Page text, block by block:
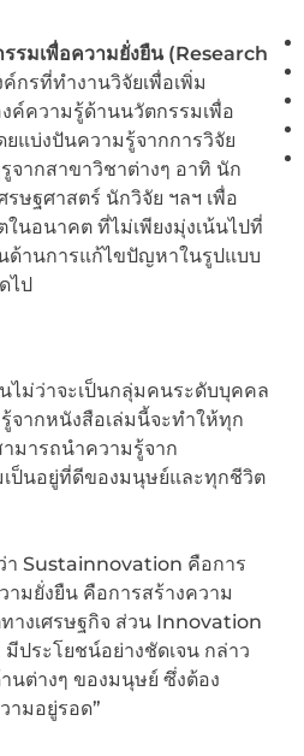
รมเพื่อความยั่งยืน (Research
ค์กรที่ทำงานวิจัยเพื่อเพิ่ม
ค์ความรู้ด้านนวัตกรรมเพื่อ
แบ่งปันความรู้จากการวิจัย
จากสาขาวิชาต่างๆ อาทิ นัก
ษฐศาสตร์ นักวิจัย ฯลฯ เพื่อ
นอนาคต ที่ไม่เพียงมุ่งเน้นไปที่
ด้านการแก้ไขปัญหาในรูปแบบ
ไป
ไม่ว่าจะเป็นกลุ่มคนระดับบุคคล
จากหนังสือเล่มนี้จะทำให้ทุก
มารถนำความรู้จาก
เป็นอยู่ที่ดีของมนุษย์และทุกชีวิต
า Sustainnovation คือการ
มยั่งยืน คือการสร้างความ
างเศรษฐกิจ ส่วน Innovation
ประโยชน์อย่างชัดเจน กล่าว
ต่างๆ ของมนุษย์ ซึ่งต้อง
ามอยู่รอด”